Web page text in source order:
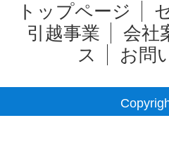
トップページ
引越事業
会社
ス
お問